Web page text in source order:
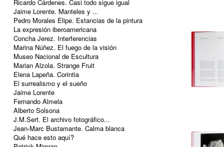
Ricardo Cárdenes. Casi todo sigue igual
Jaime Lorente. Manteles y ...
Pedro Morales Elipe. Estancias de la pintura
La expresión iberoamericana
Concha Jerez. Interferencias
Marina Núñez. El fuego de la visión
Museo Nacional de Escultura
Marian Alzola. Strange Fruit
Elena Lapeña. Corintia
El surrealismo y el sueño
Jaime Lorente
Fernando Almela
Alberto Solsona
J.M.Sert. El archivo fotográfico...
Jean-Marc Bustamante. Calma blanca
Qué hace esto aquí?